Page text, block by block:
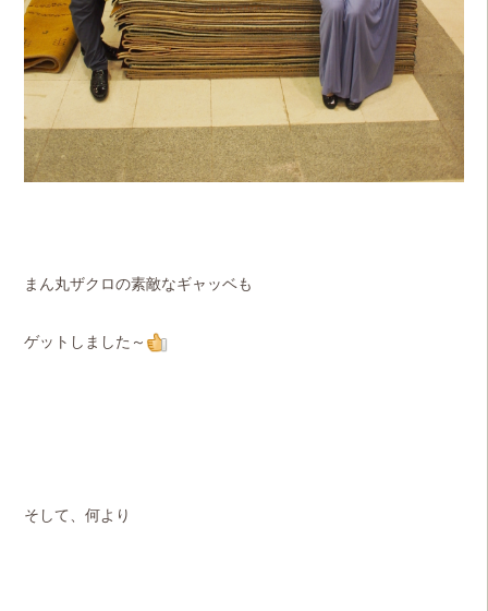
まん丸ザクロの素敵なギャッベも
ゲットしました～
そして、何より